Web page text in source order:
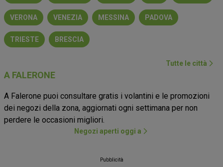
VERONA VENEZIA MESSINA PADOVA
TRIESTE BRESCIA
Tutte le città
A FALERONE
A Falerone puoi consultare gratis i volantini e le promozioni
dei negozi della zona, aggiornati ogni settimana per non
perdere le occasioni migliori.
Negozi aperti oggi a
Pubblicità